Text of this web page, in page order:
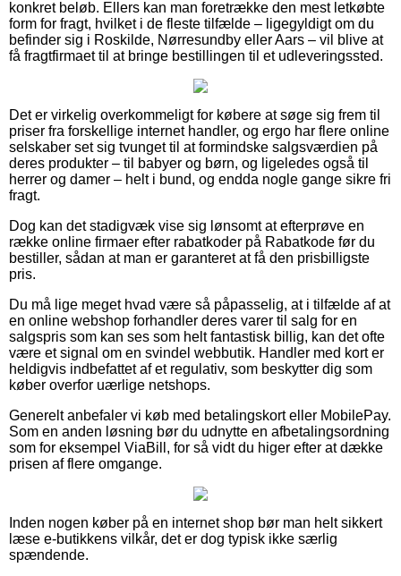
konkret beløb. Ellers kan man foretrække den mest letkøbte
form for fragt, hvilket i de fleste tilfælde – ligegyldigt om du
befinder sig i Roskilde, Nørresundby eller Aars – vil blive at
få fragtfirmaet til at bringe bestillingen til et udleveringssted.
Det er virkelig overkommeligt for købere at søge sig frem til
priser fra forskellige internet handler, og ergo har flere online
selskaber set sig tvunget til at formindske salgsværdien på
deres produkter – til babyer og børn, og ligeledes også til
herrer og damer – helt i bund, og endda nogle gange sikre fri
fragt.
Dog kan det stadigvæk vise sig lønsomt at efterprøve en
række online firmaer efter rabatkoder på Rabatkode før du
bestiller, sådan at man er garanteret at få den prisbilligste
pris.
Du må lige meget hvad være så påpasselig, at i tilfælde af at
en online webshop forhandler deres varer til salg for en
salgspris som kan ses som helt fantastisk billig, kan det ofte
være et signal om en svindel webbutik. Handler med kort er
heldigvis indbefattet af et regulativ, som beskytter dig som
køber overfor uærlige netshops.
Generelt anbefaler vi køb med betalingskort eller MobilePay.
Som en anden løsning bør du udnytte en afbetalingsordning
som for eksempel ViaBill, for så vidt du higer efter at dække
prisen af flere omgange.
Inden nogen køber på en internet shop bør man helt sikkert
læse e-butikkens vilkår, det er dog typisk ikke særlig
spændende.